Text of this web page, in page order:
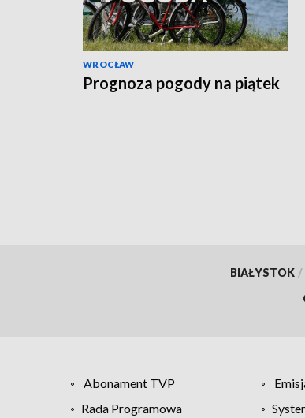
WROCŁAW
Prognoza pogody na piątek
BIAŁYSTOK /
Abonament TVP
Rada Programowa